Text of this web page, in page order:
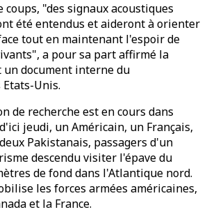
"des signaux acoustiques
été entendus et aideront à orienter
tout en maintenant l'espoir de
a pour sa part affirmé la
un document interne du
Unis.
de recherche est en cours dans
jeudi, un Américain, un Français,
Pakistanais, passagers d'un
descendu visiter l'épave du
de fond dans l'Atlantique nord.
les forces armées américaines,
et la France.